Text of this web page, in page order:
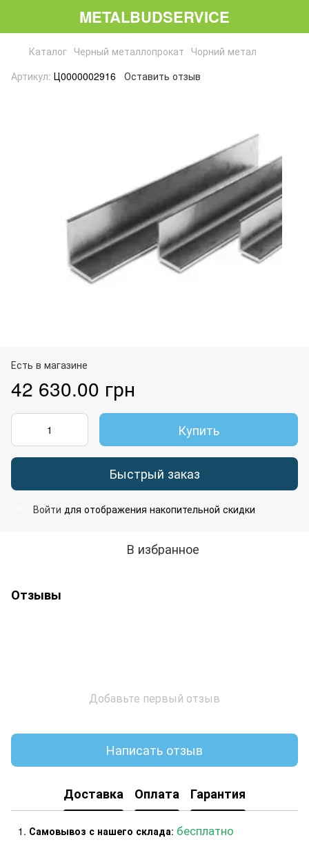
METALBUDSERVICE
Каталог Черный металлопрокат Чорний метал
Артикул: Ц0000002916 Оставить отзыв
Есть в магазине
42 630.00 грн
Купить
Быстрый заказ
Войти для отображения накопительной скидки
В избранное
Отзывы
Добавьте первый отзыв
Написать отзыв
Доставка Оплата Гарантия
Самовывоз с нашего склада: бесплатно